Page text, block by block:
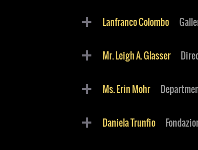
Lanfranco Colombo
Mr. Leigh A. Glasser
Ms. Erin Mohr
Daniela Trunfio